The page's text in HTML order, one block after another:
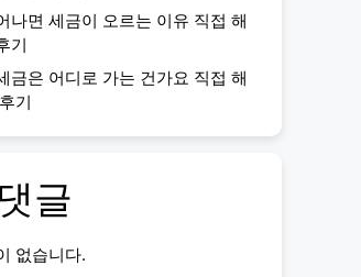
나면 세금이 오르는 이유 직접 해
기
금은 어디로 가는 건가요 직접 해
기
글
없습니다.